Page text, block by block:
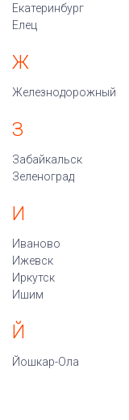
Екатеринбург
Елец
Ж
Железнодорожный
З
Забайкальск
Зеленоград
И
Иваново
Ижевск
Иркутск
Ишим
Й
Йошкар-Ола